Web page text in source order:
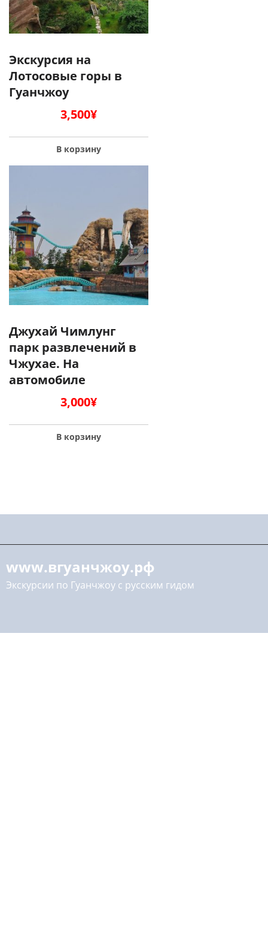
Экскурсия на
Лотосовые горы в
Гуанчжоу
3,500¥
В корзину
Джухай Чимлунг
парк развлечений в
Чжухае. На
автомобиле
3,000¥
В корзину
www.вгуанчжоу.рф
Экскурсии по Гуанчжоу с русским гидом